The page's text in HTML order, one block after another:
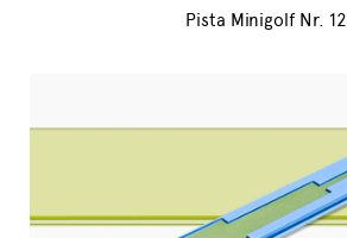
Pista Minigolf Nr. 12